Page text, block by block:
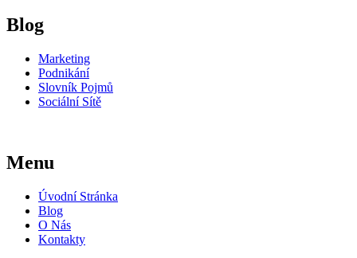
Blog
Marketing
Podnikání
Slovník Pojmů
Sociální Sítě
Menu
Úvodní Stránka
Blog
O Nás
Kontakty